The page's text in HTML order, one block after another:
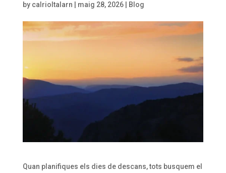
by calrioltalarn maig 28, 2026| Blog
Quan planifiques els dies de descans, tots busquem el